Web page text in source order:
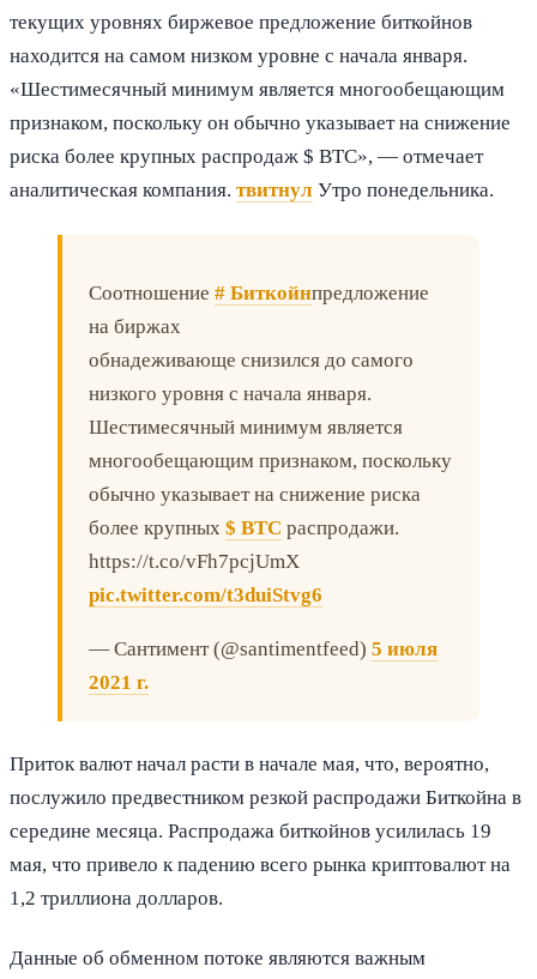
текущих уровнях биржевое предложение биткойнов
находится на самом низком уровне с начала января.
«Шестимесячный минимум является многообещающим
признаком, поскольку он обычно указывает на снижение
риска более крупных распродаж $ BTC», — отмечает
аналитическая компания. твитнул Утро понедельника.
Соотношение # Биткойнпредложение
на биржах
обнадеживающе снизился до самого
низкого уровня с начала января.
Шестимесячный минимум является
многообещающим признаком, поскольку
обычно указывает на снижение риска
более крупных $ BTC распродажи.
https://t.co/vFh7pcjUmX
pic.twitter.com/t3duiStvg6
— Сантимент (@santimentfeed) 5 июля
2021 г.
Приток валют начал расти в начале мая, что, вероятно,
послужило предвестником резкой распродажи Биткойна в
середине месяца. Распродажа биткойнов усилилась 19
мая, что привело к падению всего рынка криптовалют на
1,2 триллиона долларов.
Данные об обменном потоке являются важным